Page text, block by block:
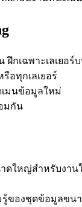
กเฉพาะเลเยอร์
อทุกเลเยอร์
มนข้อมูลใหม่
มกัน
ดใหญ่สำหรับงาน
ของชุดข้อมูลขน